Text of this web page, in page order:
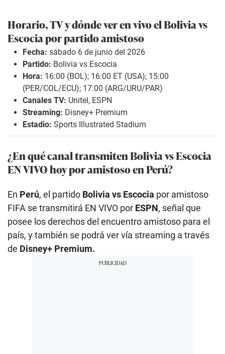
Horario, TV y dónde ver en vivo el Bolivia vs
Escocia por partido amistoso
Fecha: sábado 6 de junio del 2026
Partido: Bolivia vs Escocia
Hora: 16:00 (BOL); 16:00 ET (USA); 15:00
(PER/COL/ECU); 17:00 (ARG/URU/PAR)
Canales TV: Unitel, ESPN
Streaming: Disney+ Premium
Estadio: Sports Illustrated Stadium
¿En qué canal transmiten Bolivia vs Escocia
EN VIVO hoy por amistoso en Perú?
En Perú, el partido Bolivia vs Escocia por amistoso
FIFA se transmitirá EN VIVO por ESPN, señal que
posee los derechos del encuentro amistoso para el
país, y también se podrá ver vía streaming a través
de Disney+ Premium.